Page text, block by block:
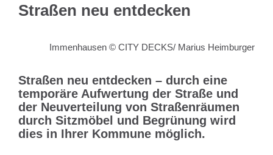
Straßen neu entdecken
Immenhausen © CITY DECKS/ Marius Heimburger
Straßen neu entdecken – durch eine
temporäre Aufwertung der Straße und
der Neuverteilung von Straßenräumen
durch Sitzmöbel und Begrünung wird
dies in Ihrer Kommune möglich.